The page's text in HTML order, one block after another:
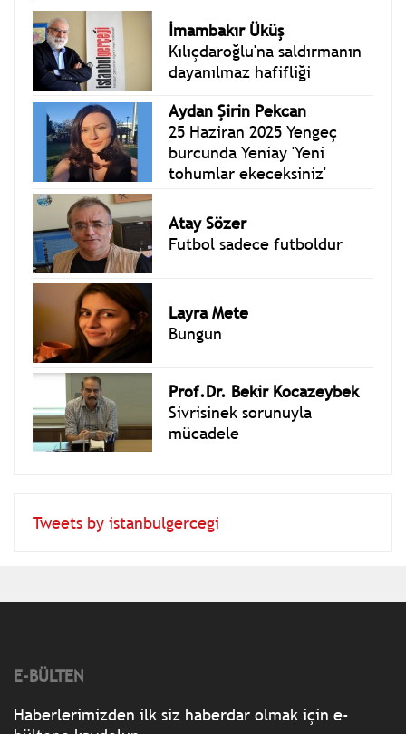
İmambakır Üküş
Kılıçdaroğlu'na saldırmanın
dayanılmaz hafifliği
Aydan Şirin Pekcan
25 Haziran 2025 Yengeç
burcunda Yeniay 'Yeni
tohumlar ekeceksiniz'
Atay Sözer
Futbol sadece futboldur
Layra Mete
Bungun
Prof.Dr. Bekir Kocazeybek
Sivrisinek sorunuyla
mücadele
Tweets by istanbulgercegi
E-BÜLTEN
Haberlerimizden ilk siz haberdar olmak için e-